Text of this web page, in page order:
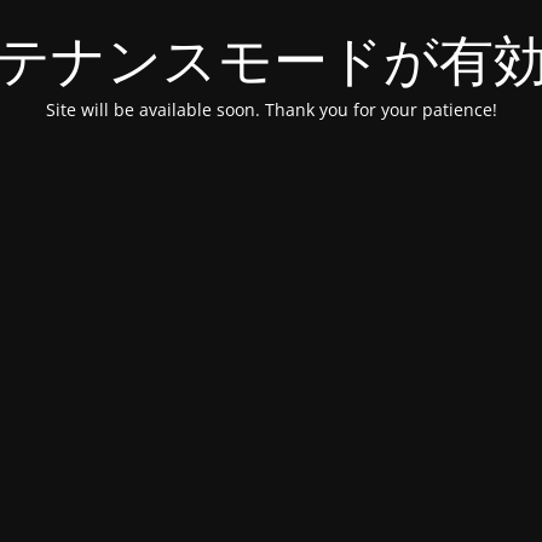
ナンスモードが有
Site will be available soon. Thank you for your patience!